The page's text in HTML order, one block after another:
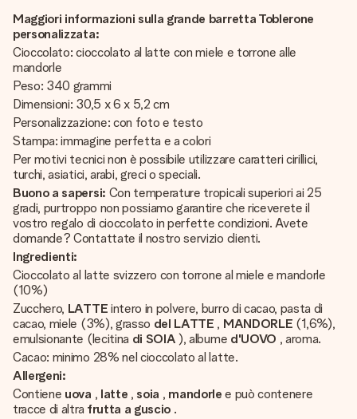
Maggiori informazioni sulla grande barretta Toblerone
personalizzata:
Cioccolato: cioccolato al latte con miele e torrone alle
mandorle
Peso: 340 grammi
Dimensioni: 30,5 x 6 x 5,2 cm
Personalizzazione: con foto e testo
Stampa: immagine perfetta e a colori
Per motivi tecnici non è possibile utilizzare caratteri cirillici,
turchi, asiatici, arabi, greci o speciali.
Buono a sapersi: Con temperature tropicali superiori ai 25
gradi, purtroppo non possiamo garantire che riceverete il
vostro regalo di cioccolato in perfette condizioni. Avete
domande? Contattate il nostro servizio clienti.
Ingredienti:
Cioccolato al latte svizzero con torrone al miele e mandorle
(10%)
Zucchero, LATTE intero in polvere, burro di cacao, pasta di
cacao, miele (3%), grasso del LATTE , MANDORLE (1,6%),
emulsionante (lecitina di SOIA ), albume d'UOVO , aroma.
Cacao: minimo 28% nel cioccolato al latte.
Allergeni:
Contiene uova , latte , soia , mandorle e può contenere
tracce di altra frutta a guscio .